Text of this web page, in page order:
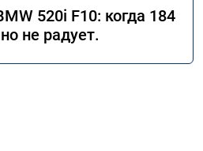
520i F10: когда 184
не радует.